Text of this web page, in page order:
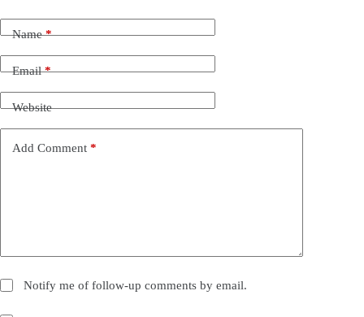
Name*
Email*
Website
Add Comment *
Notify me of follow-up comments by email.